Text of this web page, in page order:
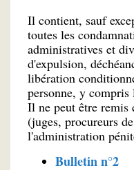
Il contient, sauf
toutes les
administratives et
d'expulsion,
libération
personne, y
Il ne peut être remis
(juges, procureurs
l'administration
Bulletin n°2